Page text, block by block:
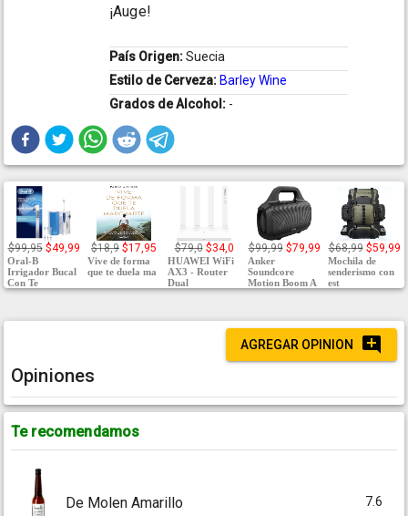
¡Auge!
País Origen:Suecia
Estilo de Cerveza: Barley Wine
Grados de Alcohol: -
$99,95 $49,99
Oral-B
Irrigador Bucal
Con Te
$18,9 $17,95
Vive de forma
que te duela ma
$79,0 $34,0
HUAWEI WiFi
AX3 - Router
Dual
$99,99 $79,99
Anker
Soundcore
Motion Boom A
$68,99 $59,99
Mochila de
senderismo con
est
AGREGAR OPINION
Opiniones
Te recomendamos
De Molen Amarillo 7.6